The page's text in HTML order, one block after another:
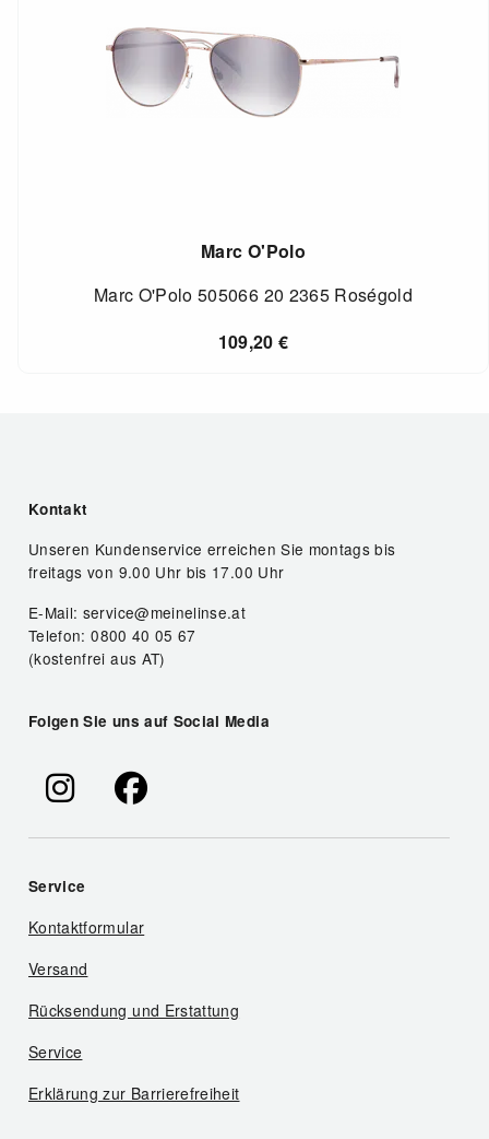
Marc O'Polo
Marc O'Polo 505066 20 2365 Roségold
109,20€
Kontakt
Unseren Kundenservice erreichen Sie montags bis
freitags von 9.00 Uhr bis 17.00 Uhr
E-Mail: service@meinelinse.at
Telefon: 0800 40 05 67
(kostenfrei aus AT)
Folgen Sie uns auf Social Media
Service
Kontaktformular
Versand
Rücksendung und Erstattung
Service
Erklärung zur Barrierefreiheit